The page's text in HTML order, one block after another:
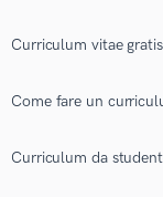
Curriculum vitae gratis
Come fare un
Curriculum da